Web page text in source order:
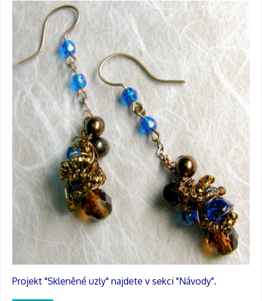
Projekt "Skleněné uzly" najdete v sekci "Návody".